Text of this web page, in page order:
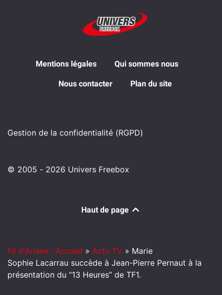
Mentions légales Qui sommes nous
Nous contacter Plan du site
Gestion de la confidentialité (RGPD)
© 2005 - 2026 Univers Freebox
Haut de page
Fil d'Ariane : Accueil » Actu TV » Marie
Sophie Lacarrau succède à Jean-Pierre Pernaut à la
présentation du “13 Heures” de TF1.